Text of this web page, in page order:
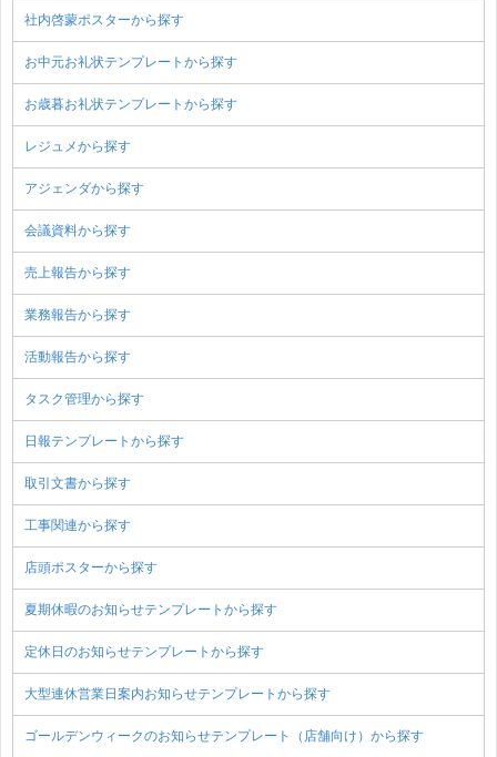
社内啓蒙ポスターから探す
お中元お礼状テンプレートから探す
お歳暮お礼状テンプレートから探す
レジュメから探す
アジェンダから探す
会議資料から探す
売上報告から探す
業務報告から探す
活動報告から探す
タスク管理から探す
日報テンプレートから探す
取引文書から探す
工事関連から探す
店頭ポスターから探す
夏期休暇のお知らせテンプレートから探す
定休日のお知らせテンプレートから探す
大型連休営業日案内お知らせテンプレートから探す
ゴールデンウィークのお知らせテンプレート（店舗向け）から探す